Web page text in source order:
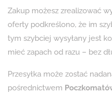
Zakup możesz zrealizować
oferty podkreślono, że im
tym szybciej wysyłany jest
mieć zapach od razu – bez
Przesyłka może zostać
pośrednictwem